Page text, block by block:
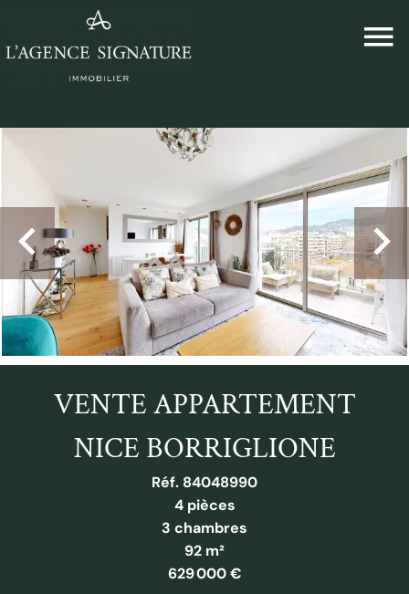
VENTE APPARTEMENT
NICE BORRIGLIONE
Réf. 84048990
4 pièces
3 chambres
92 m²
629 000 €